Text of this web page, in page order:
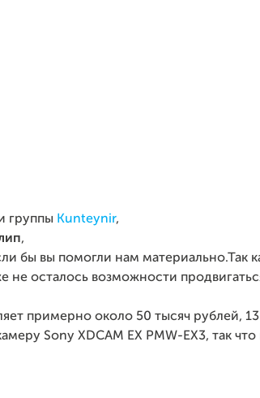
группы Kunteynir,
,
бы вы помогли нам материально.Так
не осталось возможности
примерно около 50 тысяч рублей,
Sony XDCAM EX PMW-EX3, так